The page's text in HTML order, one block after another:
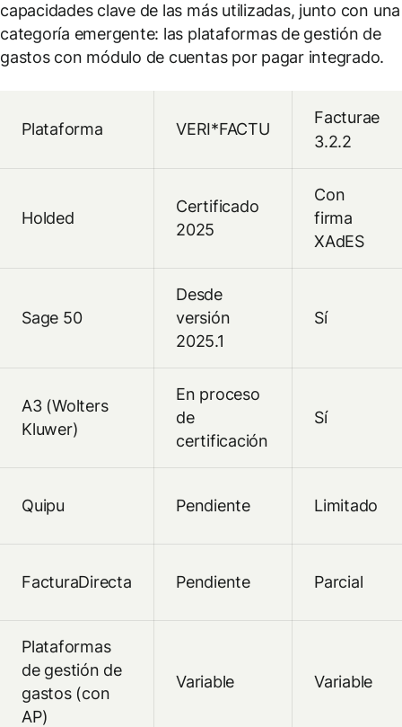
capacidades clave de las más utilizadas, junto con una
categoría emergente: las plataformas de gestión de
gastos con módulo de cuentas por pagar integrado.
Plataforma VERI*FACTU
Facturae
3.2.2
Holded
Certificado
2025
Con
firma
XAdES
Sage 50
Desde
versión
2025.1
Sí
A3 (Wolters
Kluwer)
En proceso
de
certificación
Sí
Quipu Pendiente Limitado
FacturaDirecta Pendiente Parcial
Plataformas
de gestión de
gastos (con
AP)
Variable Variable